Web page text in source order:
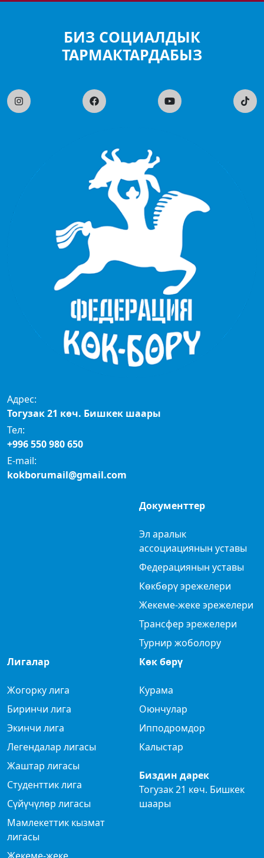
БИЗ СОЦИАЛДЫК
ТАРМАКТАРДАБЫЗ
Адрес:
Тогузак 21 көч. Бишкек шаары
Тел:
+996 550 980 650
E-mail:
kokborumail@gmail.com
Документтер
Эл аралык
ассоциациянын уставы
Федерациянын уставы
Көкбөрү эрежелери
Жекеме-жеке эрежелери
Трансфер эрежелери
Турнир жоболору
Лигалар
Жогорку лига
Биринчи лига
Экинчи лига
Легендалар лигасы
Жаштар лигасы
Студенттик лига
Сүйүчүлөр лигасы
Мамлекеттик кызмат
лигасы
Көк бөрү
Курама
Оюнчулар
Ипподромдор
Калыстар
Биздин дарек
Тогузак 21 көч. Бишкек
шаары